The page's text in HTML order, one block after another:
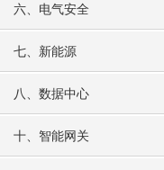
六、电气安全
七、新能源
八、数据中心
十、智能网关